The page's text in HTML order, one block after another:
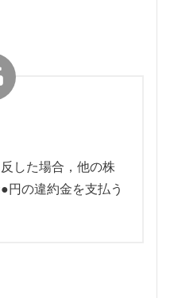
した場合，他の株
円の違約金を支払う